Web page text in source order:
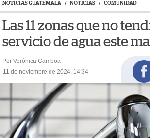
NOTICIAS GUATEMALA / NOTICIAS / COMUNIDAD
Las 11 zonas que no
servicio de agua este
Por Verónica Gamboa
11 de noviembre de 2024, 14:34